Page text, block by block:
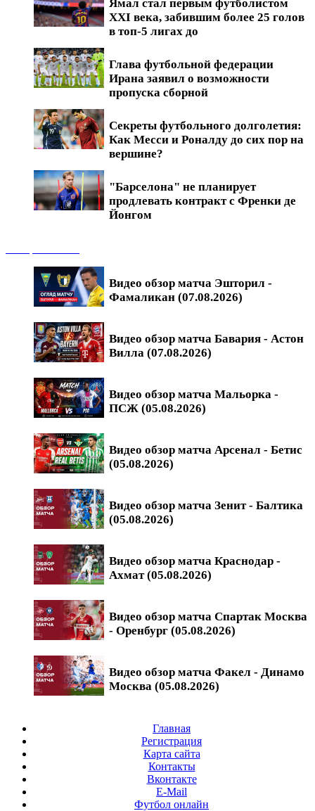
Ямал стал первым футболистом
XXI века, забившим более 25 голов
в топ-5 лигах до
Глава футбольной федерации
Ирана заявил о возможности
пропуска сборной
Секреты футбольного долголетия:
Как Месси и Роналду до сих пор на
вершине?
"Барселона" не планирует
продлевать контракт с Френки де
Йонгом
Видео обзор матча Эшторил -
Фамаликан (07.08.2026)
Видео обзор матча Бавария - Астон
Вилла (07.08.2026)
Видео обзор матча Мальорка -
ПСЖ (05.08.2026)
Видео обзор матча Арсенал - Бетис
(05.08.2026)
Видео обзор матча Зенит - Балтика
(05.08.2026)
Видео обзор матча Краснодар -
Ахмат (05.08.2026)
Видео обзор матча Спартак Москва
- Оренбург (05.08.2026)
Видео обзор матча Факел - Динамо
Москва (05.08.2026)
Главная
Регистрация
Карта сайта
Контакты
Вконтакте
E-Mail
Футбол онлайн